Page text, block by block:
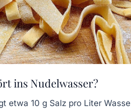
ins Nudelwasser?
etwa 10 g Salz pro Liter